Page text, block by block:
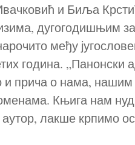
и Биља
дугогодишњим
међу
година.
прича о нама,
Књига нам
аутор, лакше крпимо